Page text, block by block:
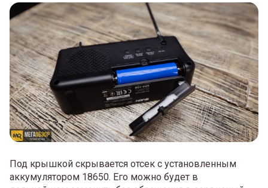
Под крышкой скрывается отсек с установленным
аккумулятором 18650. Его можно будет в